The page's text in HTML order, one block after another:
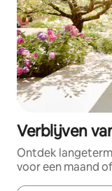
Verblijven
Ontdek
voor een maand